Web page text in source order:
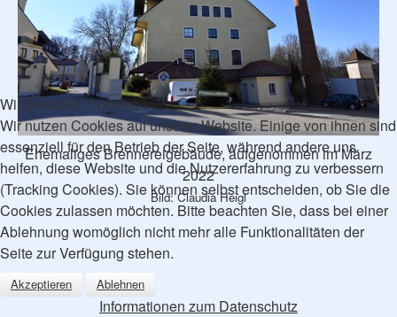
Ehemaliges Brennereigebäude, aufgenommen im März
2022
Bild: Claudia Heigl
Wir benutzen Cookies
Wir nutzen Cookies auf unserer Website. Einige von ihnen sind
essenziell für den Betrieb der Seite, während andere uns
helfen, diese Website und die Nutzererfahrung zu verbessern
(Tracking Cookies). Sie können selbst entscheiden, ob Sie die
Cookies zulassen möchten. Bitte beachten Sie, dass bei einer
Ablehnung womöglich nicht mehr alle Funktionalitäten der
Seite zur Verfügung stehen.
Akzeptieren Ablehnen
Informationen zum Datenschutz